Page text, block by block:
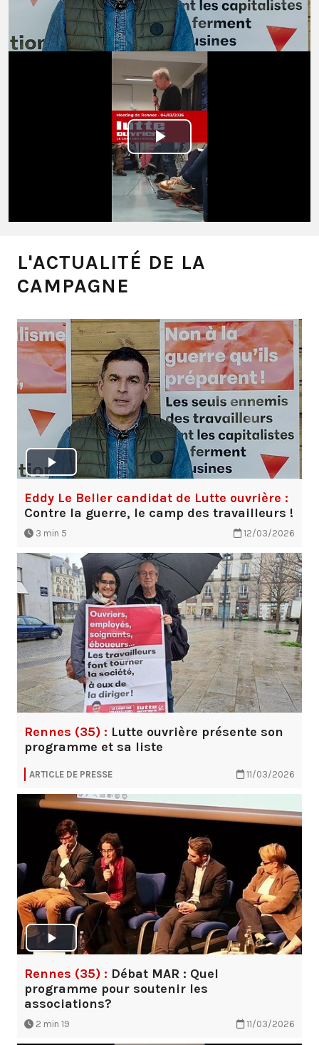
Video
Play
Video
L'ACTUALITÉ DE LA
CAMPAGNE
Eddy Le Beller candidat de Lutte ouvrière :
Contre la guerre, le camp des travailleurs !
3 min 5 12/03/2026
Rennes (35) : Lutte ouvrière présente son
programme et sa liste
ARTICLE DE PRESSE 11/03/2026
Rennes (35) : Débat MAR : Quel
programme pour soutenir les
associations?
2 min 19 11/03/2026